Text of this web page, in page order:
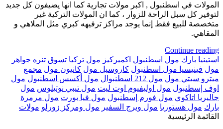
المولات في اسطنبول , اكبر مولات تجارية كما انها يضيفون كل جديد
لتوفير كل سبل الراحة للزوار ، كما ان المولات التركية غير
متخصصة للبيع فقط إنما يوجد مراكز ترفيهه كبري مثل الملاهي و
المقاهي.
Continue reading
استينيا بارك مول اسطنبول اكميركيز مول تركيا تسوق تنره جواهر
مول فينيسيا مول اسطنبول كاروسيل مول كانيون مول مجمع
ميترو سيتي مول مول 212 اسطنبوال مول أكسس اسطنبول مول
اوف إسطنبول مول اوليفيوم اوت ليت مول تيبي نوتيلوس مول
جاليريا اتاكوي مول فورم إسطنبول مول فيا بورت مول مرمرة
بارك مول هستوريا مول وبرج السفير مول ومركز زورلو مولات
القائمة الرئيسية